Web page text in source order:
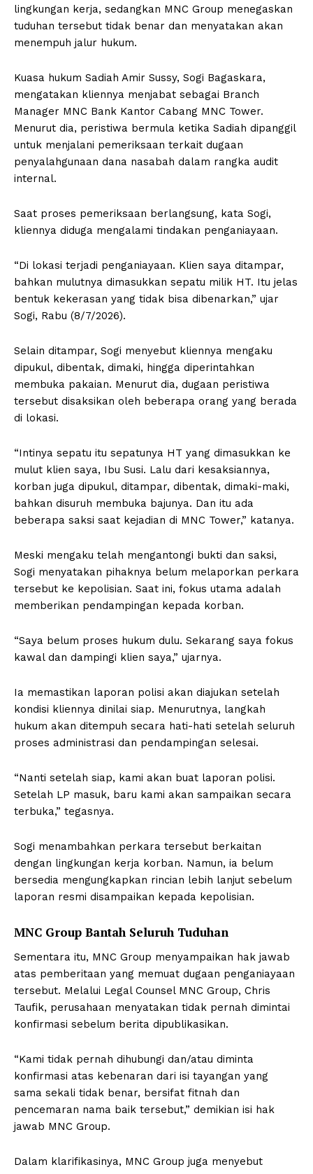
lingkungan kerja, sedangkan MNC Group menegaskan
tuduhan tersebut tidak benar dan menyatakan akan
menempuh jalur hukum.
Kuasa hukum Sadiah Amir Sussy, Sogi Bagaskara,
mengatakan kliennya menjabat sebagai Branch
Manager MNC Bank Kantor Cabang MNC Tower.
Menurut dia, peristiwa bermula ketika Sadiah dipanggil
untuk menjalani pemeriksaan terkait dugaan
penyalahgunaan dana nasabah dalam rangka audit
internal.
Saat proses pemeriksaan berlangsung, kata Sogi,
kliennya diduga mengalami tindakan penganiayaan.
“Di lokasi terjadi penganiayaan. Klien saya ditampar,
bahkan mulutnya dimasukkan sepatu milik HT. Itu jelas
bentuk kekerasan yang tidak bisa dibenarkan,” ujar
Sogi, Rabu (8/7/2026).
Selain ditampar, Sogi menyebut kliennya mengaku
dipukul, dibentak, dimaki, hingga diperintahkan
membuka pakaian. Menurut dia, dugaan peristiwa
tersebut disaksikan oleh beberapa orang yang berada
di lokasi.
“Intinya sepatu itu sepatunya HT yang dimasukkan ke
mulut klien saya, Ibu Susi. Lalu dari kesaksiannya,
korban juga dipukul, ditampar, dibentak, dimaki-maki,
bahkan disuruh membuka bajunya. Dan itu ada
beberapa saksi saat kejadian di MNC Tower,” katanya.
Meski mengaku telah mengantongi bukti dan saksi,
Sogi menyatakan pihaknya belum melaporkan perkara
tersebut ke kepolisian. Saat ini, fokus utama adalah
memberikan pendampingan kepada korban.
“Saya belum proses hukum dulu. Sekarang saya fokus
kawal dan dampingi klien saya,” ujarnya.
Ia memastikan laporan polisi akan diajukan setelah
kondisi kliennya dinilai siap. Menurutnya, langkah
hukum akan ditempuh secara hati-hati setelah seluruh
proses administrasi dan pendampingan selesai.
“Nanti setelah siap, kami akan buat laporan polisi.
Setelah LP masuk, baru kami akan sampaikan secara
terbuka,” tegasnya.
Sogi menambahkan perkara tersebut berkaitan
dengan lingkungan kerja korban. Namun, ia belum
bersedia mengungkapkan rincian lebih lanjut sebelum
laporan resmi disampaikan kepada kepolisian.
MNC Group Bantah Seluruh Tuduhan
Sementara itu, MNC Group menyampaikan hak jawab
atas pemberitaan yang memuat dugaan penganiayaan
tersebut. Melalui Legal Counsel MNC Group, Chris
Taufik, perusahaan menyatakan tidak pernah dimintai
konfirmasi sebelum berita dipublikasikan.
“Kami tidak pernah dihubungi dan/atau diminta
konfirmasi atas kebenaran dari isi tayangan yang
sama sekali tidak benar, bersifat fitnah dan
pencemaran nama baik tersebut,” demikian isi hak
jawab MNC Group.
Dalam klarifikasinya, MNC Group juga menyebut